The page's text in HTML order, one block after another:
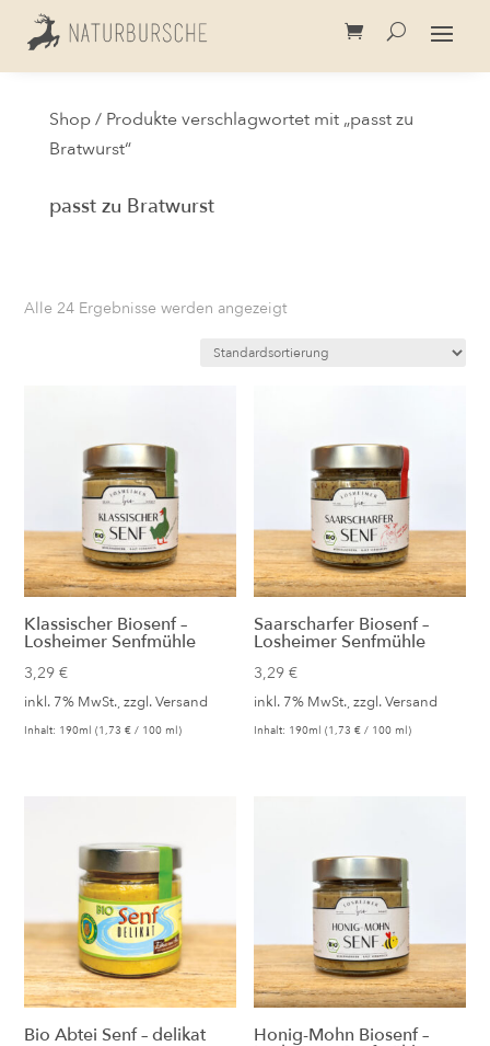
Shop/ Produkte verschlagwortet mit „passt zu
Bratwurst“
passt zu Bratwurst
Alle 24 Ergebnisse werden angezeigt
Klassischer Biosenf –
Losheimer Senfmühle
3,29€
inkl. 7% MwSt., zzgl.Versand
Inhalt: 190ml (1,73€ / 100 ml)
Saarscharfer Biosenf –
Losheimer Senfmühle
3,29€
inkl. 7% MwSt., zzgl.Versand
Inhalt: 190ml (1,73€ / 100 ml)
Bio Abtei Senf – delikat Honig-Mohn Biosenf –